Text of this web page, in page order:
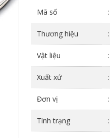
Mã số :
Thương hiệu :
Vật liệu :
Xuất xứ :
Đơn vị :
Tình trạng :